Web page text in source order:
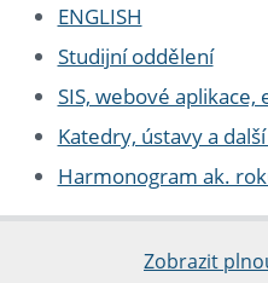
ENGLISH
Studijní oddělení
SIS, webové aplikace,
Katedry, ústavy a
Harmonogram ak.
Zobrazit